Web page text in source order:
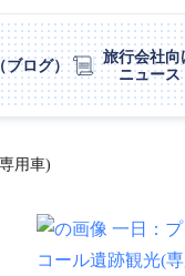
ブログ）
旅行会社向
ニュース
用車)